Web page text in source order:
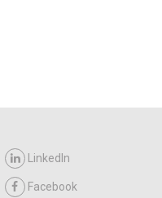
LinkedIn
Facebook